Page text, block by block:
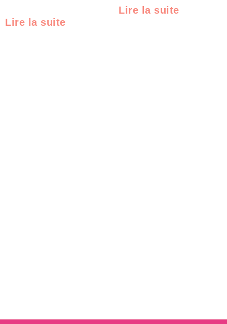
Lire la suite
Lire la suite